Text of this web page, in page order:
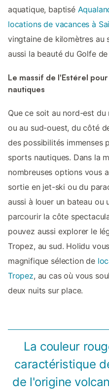
aquatique, baptisé
locations de vacances à
vingtaine de kilomètres au
aussi la beauté du Golfe
Le massif de l'Estérel
nautiques
Que ce soit au nord-est du
ou au sud-ouest, du côté
des possibilités immenses
sports nautiques. Dans la
nombreuses options vous
sortie en jet-ski ou du
aussi à louer un bateau ou
parcourir la côte
pouvez aussi explorer le
Tropez, au sud. Holidu
magnifique sélection de
Tropez, au cas où vous
deux nuits sur place.
La couleur
caractéristique
de l'origine